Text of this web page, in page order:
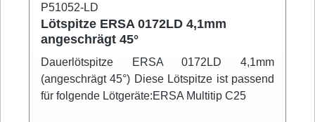
P51052-LD
Lötspitze ERSA 0172LD 4,1mm
angeschrägt 45°
Dauerlötspitze ERSA 0172LD 4,1mm
(angeschrägt 45°) Diese Lötspitze ist passend
für folgende Lötgeräte:ERSA Multitip C25